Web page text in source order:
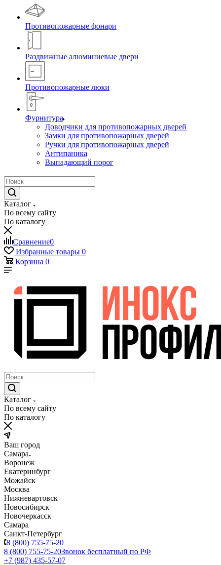
Противопожарные фонари
Раздвижные алюминиевые двери
Противопожарные люки
Фурнитура
Доводчики для противопожарных дверей
Замки для противопожарных дверей
Ручки для противопожарных дверей
Антипаника
Выпадающий порог
Каталог
По всему сайту
По каталогу
Сравнение0
Избранные товары 0
Корзина 0
Каталог
По всему сайту
По каталогу
Ваш город
Самара
Воронеж
Екатеринбург
Можайск
Москва
Нижневартовск
Новосибирск
Новочеркасск
Самара
Санкт-Петербург
8 (800) 755-75-20
8 (800) 755-75-20Звонок бесплатный по РФ
+7 (987) 435-57-07